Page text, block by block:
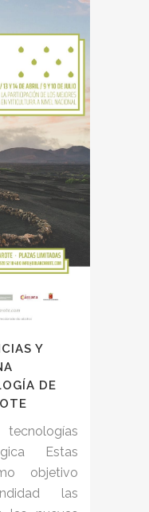
Y
DE
tecnologías
Estas
objetivo
las